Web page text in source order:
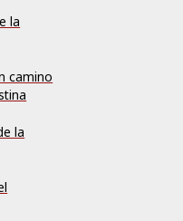
la
camino
la